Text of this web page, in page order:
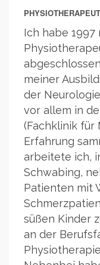
Ich habe 1997
meiner
der
vor allem in
(Fachklinik für
Erfahrung
arbeitete ich,
Schwabing,
Patienten mit
süßen Kinder
an der